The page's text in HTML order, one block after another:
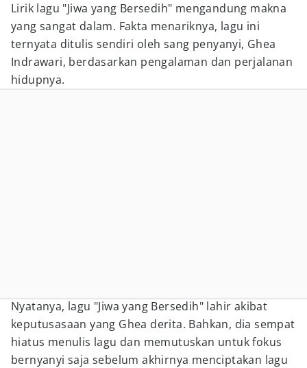
Lirik lagu "Jiwa yang Bersedih" mengandung makna
yang sangat dalam. Fakta menariknya, lagu ini
ternyata ditulis sendiri oleh sang penyanyi, Ghea
Indrawari, berdasarkan pengalaman dan perjalanan
hidupnya.
Nyatanya, lagu "Jiwa yang Bersedih" lahir akibat
keputusasaan yang Ghea derita. Bahkan, dia sempat
hiatus menulis lagu dan memutuskan untuk fokus
bernyanyi saja sebelum akhirnya menciptakan lagu